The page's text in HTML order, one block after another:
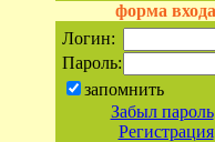
форма входа
Логин:
Пароль:
запомнить
Забыл пароль
Регистрация